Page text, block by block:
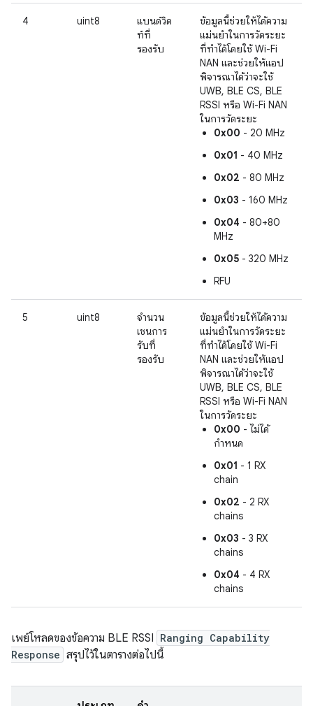
4 uint8
แบนด์วิด
ท์ที่
รองรับ
ข้อมูลนี้ช่วยให้ได้ความ
แม่นยำในการวัดระยะ
ที่ทำได้โดยใช้ Wi-Fi
NAN และช่วยให้แอป
พิจารณาได้ว่าจะใช้
UWB, BLE CS, BLE
RSSI หรือ Wi-Fi NAN
ในการวัดระยะ
0x00 - 20 MHz
0x01 - 40 MHz
0x02 - 80 MHz
0x03 - 160 MHz
0x04 - 80+80
MHz
0x05 - 320 MHz
RFU
5 uint8
จำนวน
เชนการ
รับที่
รองรับ
ข้อมูลนี้ช่วยให้ได้ความ
แม่นยำในการวัดระยะ
ที่ทำได้โดยใช้ Wi-Fi
NAN และช่วยให้แอป
พิจารณาได้ว่าจะใช้
UWB, BLE CS, BLE
RSSI หรือ Wi-Fi NAN
ในการวัดระยะ
0x00 - ไม่ได้
กำหนด
0x01 - 1 RX
chain
0x02 - 2 RX
chains
0x03 - 3 RX
chains
0x04 - 4 RX
chains
เพย์โหลดของข้อความ BLE RSSI Ranging Capability
Response สรุปไว้ในตารางต่อไปนี้